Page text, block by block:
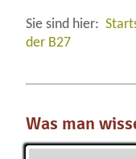
Sie sind hier:
der B27
Was man